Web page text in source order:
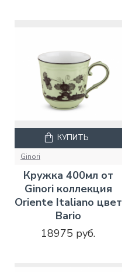
Ginori
Кружка 400мл от
Ginori коллекция
Oriente Italiano цвет
Bario
18975 руб.
КУПИТЬ